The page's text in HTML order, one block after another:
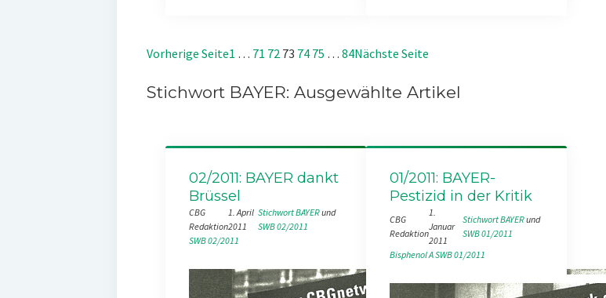
Vorherige Seite1 … 71 72 73 74 75 … 84Nächste Seite
Stichwort BAYER: Ausgewählte Artikel
02/2011: BAYER dankt
Brüssel
CBG
Redaktion
1. April
2011
Stichwort BAYER
und
SWB 02/2011
SWB 02/2011
01/2011: BAYER-
Pestizid in der Kritik
CBG
Redaktion
1.
Januar
2011
Stichwort BAYER
und
SWB 01/2011
Bisphenol ASWB 01/2011